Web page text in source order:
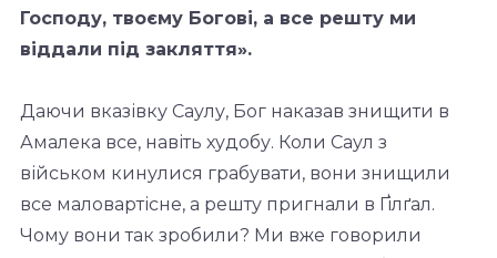
Господу, твоєму Богові, а все решту ми
віддали під закляття».
Даючи вказівку Саулу, Бог наказав знищити в
Амалека все, навіть худобу. Коли Саул з
військом кинулися грабувати, вони знищили
все маловартісне, а решту пригнали в Ґілґал.
Чому вони так зробили? Ми вже говорили